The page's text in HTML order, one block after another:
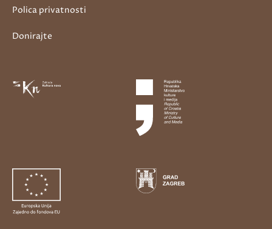
Polica privatnosti
Donirajte